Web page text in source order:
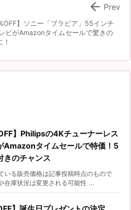
】ソニー「ブラビア」55インチ
ビがAmazonタイムセールで驚きの
 Prev
】Philipsの4Kチューナーレス
Amazonタイムセールで特価！5
きのチャンス
いる販売価格は記事投稿時点のもので
在庫状況は変更される可能性 ...